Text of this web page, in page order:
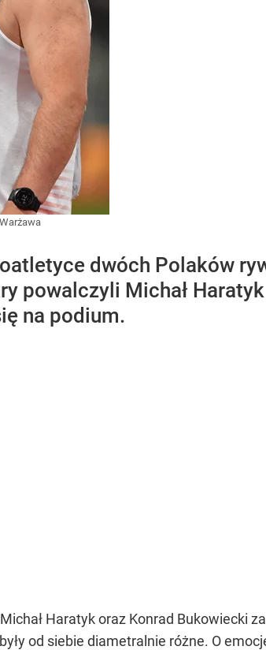
dwóch Polaków
powalczyli Michał
na podium.
Haratyk oraz Konrad Bukowiecki
od siebie diametralnie różne. O